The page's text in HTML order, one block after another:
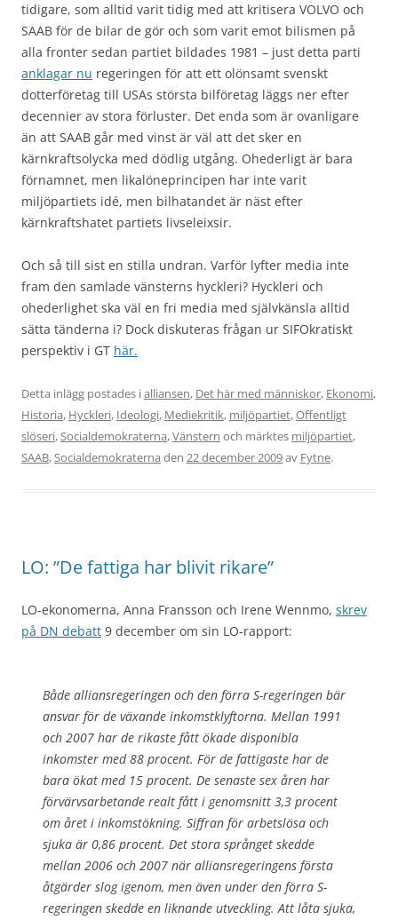
tidigare, som alltid varit tidig med att kritisera VOLVO och
SAAB för de bilar de gör och som varit emot bilismen på
alla fronter sedan partiet bildades 1981 – just detta parti
anklagar nu regeringen för att ett olönsamt svenskt
dotterföretag till USAs största bilföretag läggs ner efter
decennier av stora förluster. Det enda som är ovanligare
än att SAAB går med vinst är väl att det sker en
kärnkraftsolycka med dödlig utgång. Ohederligt är bara
förnamnet, men likalöneprincipen har inte varit
miljöpartiets idé, men bilhatandet är näst efter
kärnkraftshatet partiets livseleixsir.
Och så till sist en stilla undran. Varför lyfter media inte
fram den samlade vänsterns hyckleri? Hyckleri och
ohederlighet ska väl en fri media med självkänsla alltid
sätta tänderna i? Dock diskuteras frågan ur SIFOkratiskt
perspektiv i GT här.
Detta inlägg postades ialliansen, Det här med människor, Ekonomi,
Historia, Hyckleri, Ideologi, Mediekritik, miljöpartiet,Offentligt
slöseri,Socialdemokraterna,Vänstern och märktes miljöpartiet,
SAAB,Socialdemokraterna den 22 december 2009av Fytne.
LO: ”De fattiga har blivit rikare”
LO-ekonomerna, Anna Fransson och Irene Wennmo, skrev
på DN debatt 9 december om sin LO-rapport:
Både alliansregeringen och den förra S-regeringen bär
ansvar för de växande inkomstklyftorna. Mellan 1991
och 2007 har de rikaste fått ökade disponibla
inkomster med 88 procent. För de fattigaste har de
bara ökat med 15 procent. De senaste sex åren har
förvärvsarbetande realt fått i genomsnitt 3,3 procent
om året i inkomstökning. Siffran för arbetslösa och
sjuka är 0,86 procent. Det stora språnget skedde
mellan 2006 och 2007 när alliansregeringens första
åtgärder slog igenom, men även under den förra S-
regeringen skedde en liknande utveckling. Att låta sjuka,